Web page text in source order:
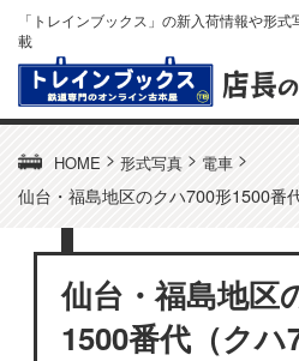
「トレインブックス」の新入荷情報や形
載
HOME > 形式写真 > 電車 >
仙台・福島地区のクハ700形1500番
仙台・福島地区
1500番代（クハ